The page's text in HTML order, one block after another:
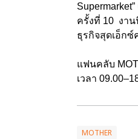
ครั้งที่ 10 งา
ธุรกิจสุดเอ็ก
แฟนคลับ
เวลา
MOTHER